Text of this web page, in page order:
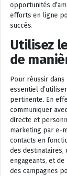
opportunités
efforts en ligne
succès.
Utilisez
de
Pour réussir
essentiel
pertinente. En
communiquer
directe et
marketing par e-
contacts en
des destinataires,
engageants, et
des campagnes